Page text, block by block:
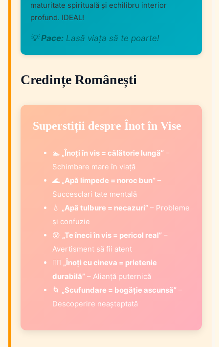
maturitate spirituală și echilibru interior
profund. IDEAL!
💡Pace: Lasă viața să te poarte!
Credințe Românești
Superstiții despre Înot în Vise
🏊 „Înoți în vis = călătorie lungă” –
Schimbare mare în viață
🌊 „Apă limpede = noroc bun” –
Succesclari tate mentală
💧 „Apă tulbure = necazuri” – Probleme
și confuzie
😰 „Te îneci în vis = pericol real” –
Avertisment să fii atent
🏊‍♀️ „Înoți cu cineva = prietenie
durabilă” – Alianță puternică
🌀 „Scufundare = bogăție ascunsă” –
Descoperire neașteptată